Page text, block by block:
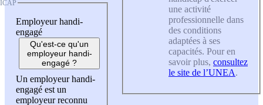
Employeur handi-
engagé
Qu'est-ce qu'un
employeur handi-
engagé ?
Un employeur handi-
engagé est un
employeur reconnu
une activité
professionnelle dans
des conditions
adaptées à ses
capacités. Pour en
savoir plus, consultez
le site de l’UNEA.